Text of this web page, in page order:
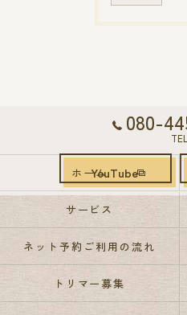
080-
TEL
YouTube
ホーム
サービス
ネット予約ご利用の流れ
トリマー募集